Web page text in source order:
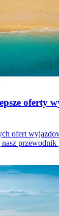
oferty
ofert
nasz